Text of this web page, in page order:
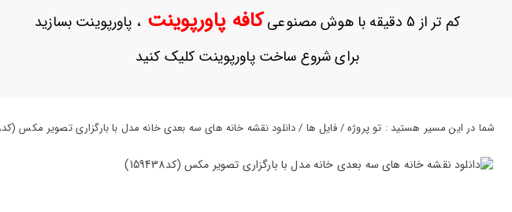
حساب
کم تر از 5 دقیقه با هوش مصنوعی کافه پاورپوینت، پاورپوینت بسازید
برای شروع ساخت پاورپوینت کلیک کنید
شما در این مسیر هستید : تو پروژه / فایل ها / دانلود نقشه خانه های سه بعدی خانه مدل با بارگزاری تصویر مکس (کد159438)